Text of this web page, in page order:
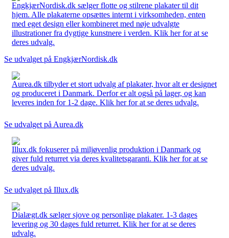
EngkjærNordisk.dk sælger flotte og stilrene plakater til dit
hjem. Alle plakaterne opsættes internt i virksomheden, enten
med eget design eller kombineret med nøje udvalgte
illustrationer fra dygtige kunstnere i verden. Klik her for at se
deres udvalg.
Se udvalget på EngkjærNordisk.dk
Aurea.dk tilbyder et stort udvalg af plakater, hvor alt er designet
og produceret i Danmark. Derfor er alt også på lager, og kan
leveres inden for 1-2 dage. Klik her for at se deres udvalg.
Se udvalget på Aurea.dk
Illux.dk fokuserer på miljøvenlig produktion i Danmark og
giver fuld returret via deres kvalitetsgaranti. Klik her for at se
deres udvalg.
Se udvalget på Illux.dk
Dialægt.dk sælger sjove og personlige plakater. 1-3 dages
levering og 30 dages fuld returret. Klik her for at se deres
udvalg.